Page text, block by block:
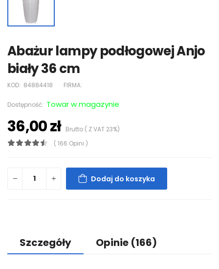
Abażur lampy podłogowej Anjo
biały 36 cm
KOD: 84884418 FIRMA:
Dostępność: Towar w magazynie
36,00 złBrutto ( Z VAT 23%)
( 166 Opini )
Dodaj do koszyka
Szczegóły Opinie (166)